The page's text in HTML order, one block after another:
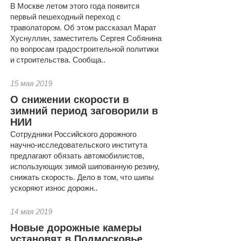
В Москве летом этого года появится
первый пешеходный переход с
траволатором. Об этом рассказал Марат
Хуснуллин, заместитель Сергея Собянина
по вопросам градостроительной политики
и строительства. Сообща..
15 мая 2019
О снижении скорости в
зимний период заговорили в
НИИ
Сотрудники Российского дорожного
научно-исследовательского института
предлагают обязать автомобилистов,
использующих зимой шипованную резину,
снижать скорость. Дело в том, что шипы
ускоряют износ дорожн..
14 мая 2019
Новые дорожные камеры